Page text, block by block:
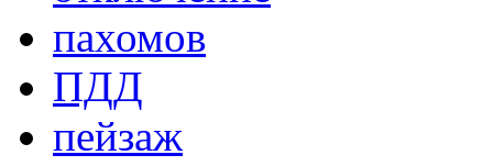
пахомов
ПДД
пейзаж